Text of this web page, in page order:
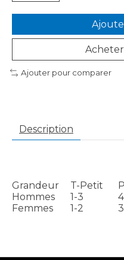
Ajouter pour comparer
Description
Grandeur T-Petit
Hommes
1-3
Femmes
1-2